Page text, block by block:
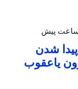
شدن
یاعقوب